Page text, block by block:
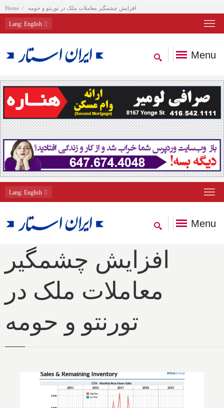
Home افزايش چشمگير معاملات ملک در تورنتو و حومه
Lang: English
Menu
Lang: English
Menu
افزايش چشمگير
معاملات ملک در
تورنتو و حومه